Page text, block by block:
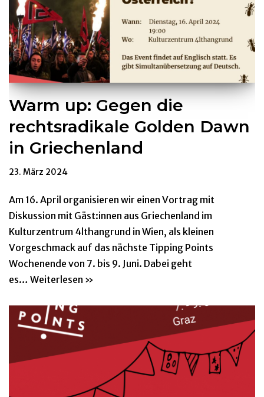
Warm up: Gegen die
rechtsradikale Golden Dawn
in Griechenland
23. März 2024
Am 16. April organisieren wir einen Vortrag mit
Diskussion mit Gäst:innen aus Griechenland im
Kulturzentrum 4lthangrund in Wien, als kleinen
Vorgeschmack auf das nächste Tipping Points
Wochenende von 7. bis 9. Juni. Dabei geht
es… Weiterlesen »